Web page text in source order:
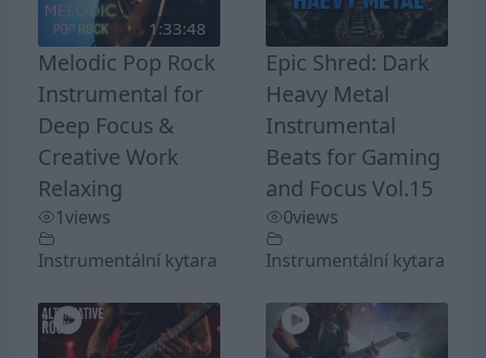
1:33:48
Melodic Pop Rock
Instrumental for
Deep Focus &
Creative Work
Relaxing
1views
Instrumentální kytara
Epic Shred: Dark
Heavy Metal
Instrumental
Beats for Gaming
and Focus Vol.15
0views
Instrumentální kytara